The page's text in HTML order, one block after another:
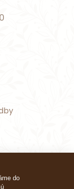
do